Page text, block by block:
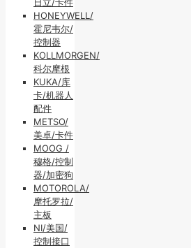
HONEYWELL/
霍尼韦尔/
控制器
KOLLMORGEN/
科尔摩根
KUKA/库
卡/机器人
配件
METSO/
美卓/卡件
MOOG /
穆格/控制
器/加密狗
MOTOROLA/
摩托罗拉/
主板
NI/美国/
控制接口